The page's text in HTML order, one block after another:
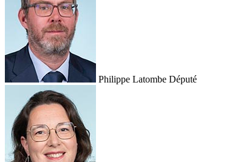
Philippe Latombe Député